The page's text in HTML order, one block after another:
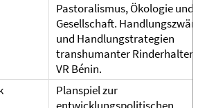
Pastoralismus, Ökologie und
Gesellschaft.
und Handlungstrategien
transhumanter Rinderhalter in
VR Bénin.
Planspiel zur